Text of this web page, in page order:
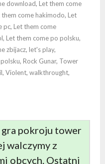
download, Let them come
them come hakimodo, Let
pc, Let them come
, Let them come po polsku,
zbijacz, let's play,
, Rock Gunar, Tower
, Violent, walkthrought,
pokroju tower
walczymy z
obcych. Ostatni